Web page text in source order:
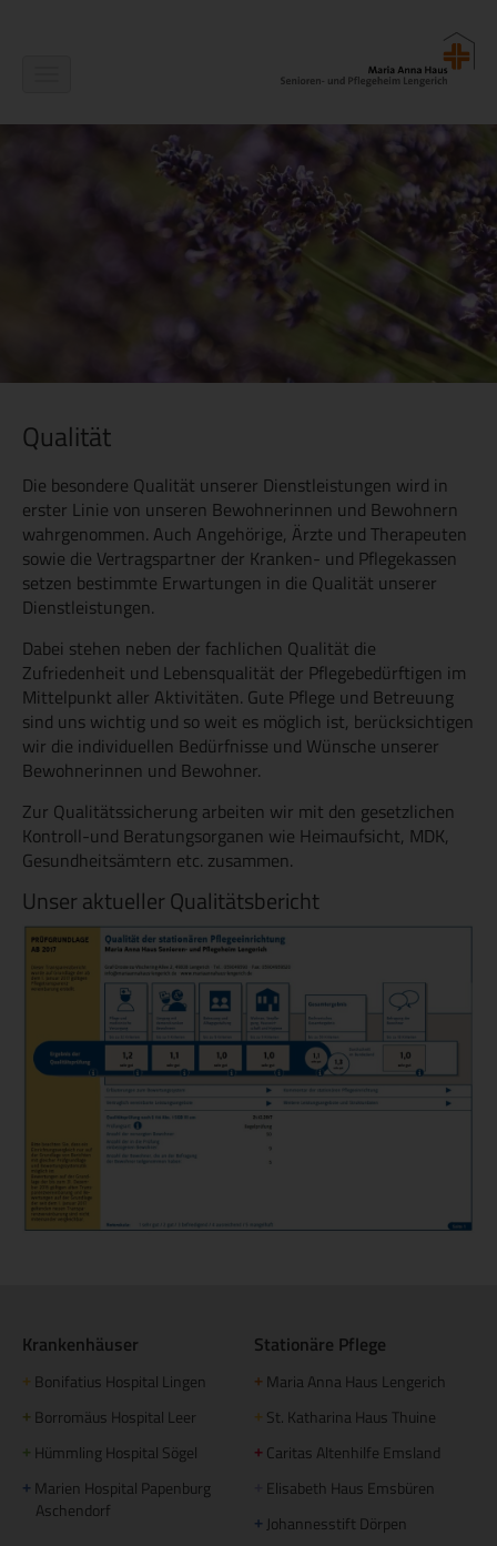
Qualität
Die besondere Qualität unserer Dienstleistungen wird in
erster Linie von unseren Bewohnerinnen und Bewohnern
wahrgenommen. Auch Angehörige, Ärzte und Therapeuten
sowie die Vertragspartner der Kranken- und Pflegekassen
setzen bestimmte Erwartungen in die Qualität unserer
Dienstleistungen.
Dabei stehen neben der fachlichen Qualität die
Zufriedenheit und Lebensqualität der Pflegebedürftigen im
Mittelpunkt aller Aktivitäten. Gute Pflege und Betreuung
sind uns wichtig und so weit es möglich ist, berücksichtigen
wir die individuellen Bedürfnisse und Wünsche unserer
Bewohnerinnen und Bewohner.
Zur Qualitätssicherung arbeiten wir mit den gesetzlichen
Kontroll-und Beratungsorganen wie Heimaufsicht, MDK,
Gesundheitsämtern etc. zusammen.
Unser aktueller Qualitätsbericht
Krankenhäuser
+ Bonifatius Hospital Lingen
+ Borromäus Hospital Leer
+ Hümmling Hospital Sögel
+ Marien Hospital Papenburg
Aschendorf
Stationäre Pflege
+ Maria Anna Haus Lengerich
+ St. Katharina Haus Thuine
+ Caritas Altenhilfe Emsland
Elisabeth Haus Emsbüren
+ Johannesstift Dörpen